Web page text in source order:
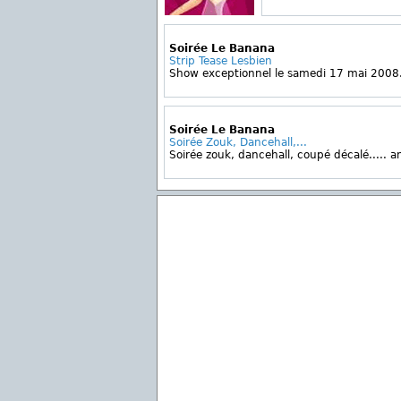
Soirée Le Banana
Strip Tease Lesbien
Show exceptionnel le samedi 17 mai
Soirée Le Banana
Soirée Zouk, Dancehall,...
Soirée zouk, dancehall, coupé décalé.....